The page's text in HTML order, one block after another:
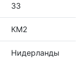
33
КМ2
Нидерланды